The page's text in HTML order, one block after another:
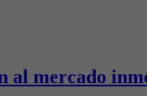
al mercado